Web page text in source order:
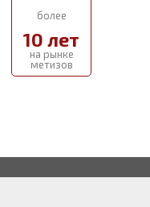
более
10 лет
на рынке
метизов